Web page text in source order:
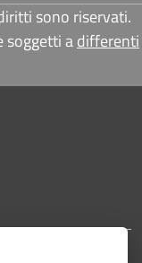
sono riservati.
soggetti adifferenti